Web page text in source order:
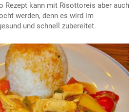
Rezept kann mit Risottoreis aber auch
werden, denn es wird im
und schnell zubereitet.